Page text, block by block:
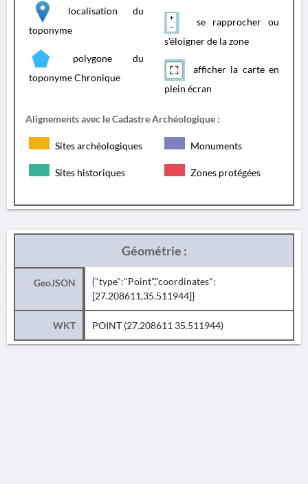
localisation du
toponyme
polygone du
toponyme Chronique
se rapprocher ou
s'éloigner de la zone
afficher la carte en
plein écran
Alignements avec le Cadastre Archéologique :
Sites archéologiques Monuments
Sites historiques Zones protégées
Géométrie :
GeoJSON
{"type":"Point","coordinates":
[27.208611,35.511944]}
WKT POINT (27.208611 35.511944)